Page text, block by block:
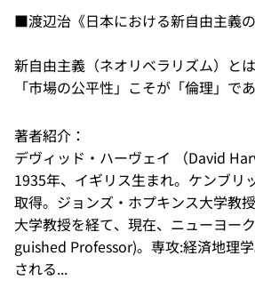
■渡辺治《日本における新自由主義
新自由主義（ネオリベラリズム）
「市場の公平性」こそが「倫理」で
著者紹介：
デヴィッド・ハーヴェイ （David
1935年、イギリス生まれ。ケンブリ
取得。ジョンズ・ホプキンス大学教
大学教授を経て、現在、ニューヨー
guished Professor)。専攻:経済地理
される...